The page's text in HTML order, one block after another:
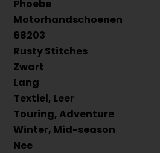
Phoebe
Motorhandschoenen
68203
Rusty Stitches
Zwart
Lang
Textiel, Leer
Touring, Adventure
Winter, Mid-season
Nee